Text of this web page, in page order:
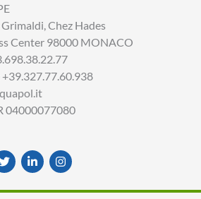
Chez Hades
Center 98000 MONACO
04000077080